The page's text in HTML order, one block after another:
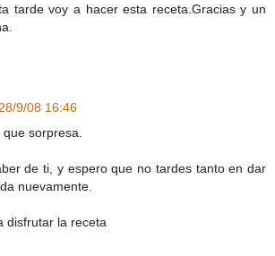
tarde voy a hacer esta receta.Gracias y un
28/9/08 16:46
sorpresa.
de ti, y espero que no tardes tanto en dar
nuevamente.
disfrutar la receta